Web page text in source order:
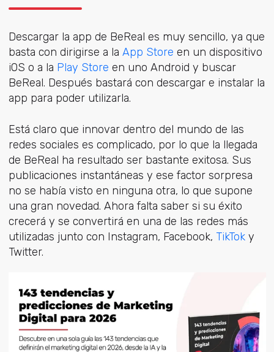
Descargar la app de BeReal es muy sencillo, ya que
basta con dirigirse a la App Store en un dispositivo
iOS o a la Play Store en uno Android y buscar
BeReal. Después bastará con descargar e instalar la
app para poder utilizarla.
Está claro que innovar dentro del mundo de las
redes sociales es complicado, por lo que la llegada
de BeReal ha resultado ser bastante exitosa. Sus
publicaciones instantáneas y ese factor sorpresa
no se había visto en ninguna otra, lo que supone
una gran novedad. Ahora falta saber si su éxito
crecerá y se convertirá en una de las redes más
utilizadas junto con Instagram, Facebook, TikToky
Twitter.